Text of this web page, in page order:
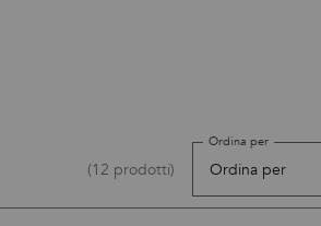
(12 prodotti)
Ordina per